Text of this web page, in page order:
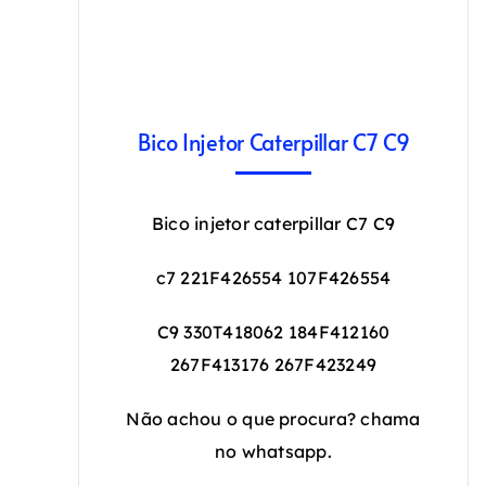
Bico Injetor Caterpillar C7 C9
Bico injetor caterpillar C7 C9
c7 221F426554 107F426554
C9 330T418062 184F412160
267F413176 267F423249
Não achou o que procura? chama
no whatsapp.